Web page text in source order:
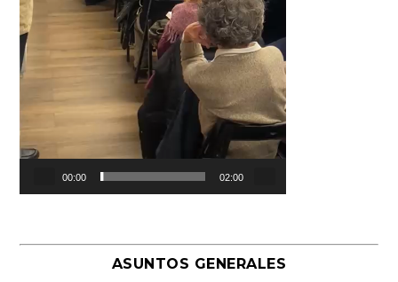
00:00 02:00
ASUNTOS GENERALES